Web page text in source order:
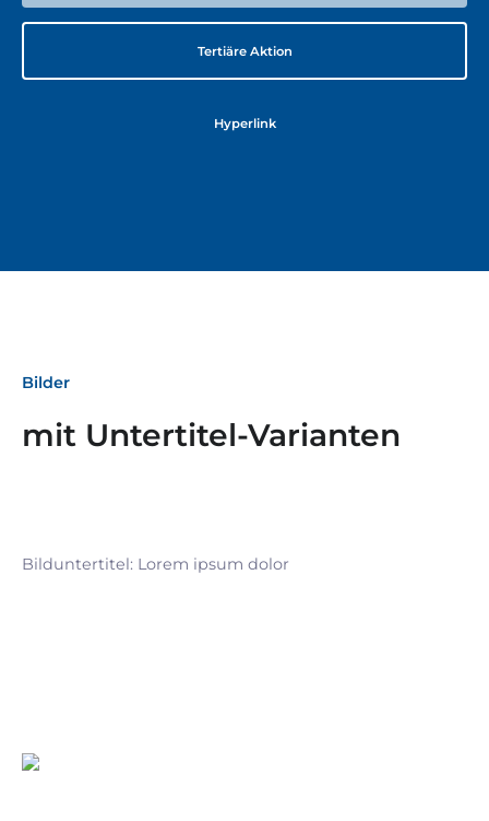
Tertiäre Aktion
Hyperlink
Bilder
mit Untertitel-Varianten
Bilduntertitel: Lorem ipsum dolor